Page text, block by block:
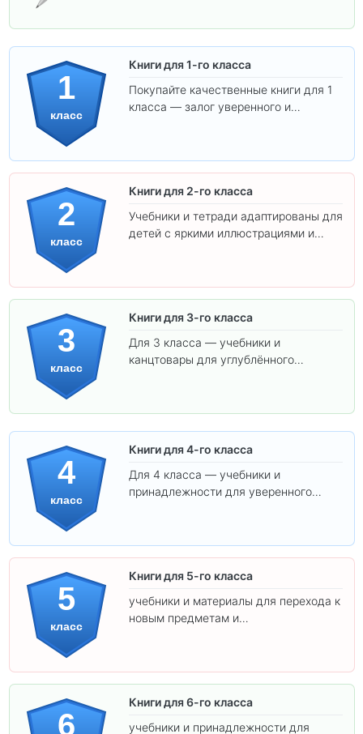
1
класс
Книги для 1-го класса
Покупайте качественные книги для 1
класса — залог уверенного и
2
класс
Книги для 2-го класса
Учебники и тетради адаптированы для
детей с яркими иллюстрациями и
3
класс
Книги для 3-го класса
Для 3 класса — учебники и
канцтовары для углублённого
4
класс
Книги для 4-го класса
Для 4 класса — учебники и
принадлежности для уверенного
5
класс
Книги для 5-го класса
учебники и материалы для перехода к
новым предметам и
6
Книги для 6-го класса
учебники и принадлежности для